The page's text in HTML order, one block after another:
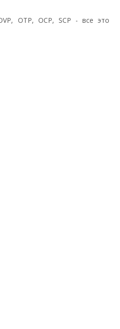
OTP, OCP, SCP - все это